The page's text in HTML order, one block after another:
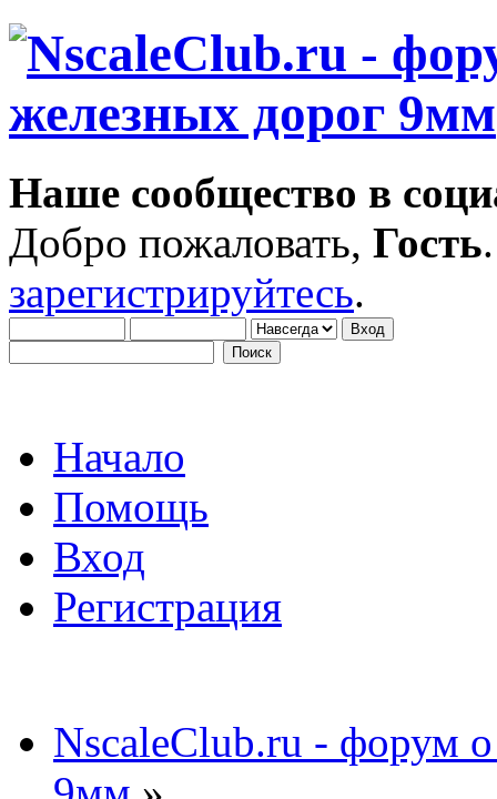
Наше сообщество в
Добро пожаловать, Гость
зарегистрируйтесь.
Начало
Помощь
Вход
Регистрация
NscaleClub.ru - форум